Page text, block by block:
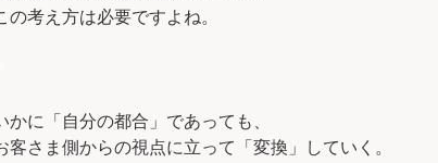
の考え方は必要ですよね。
かに「自分の都合」であっても、
客さま側からの視点に立って「変換」していく。